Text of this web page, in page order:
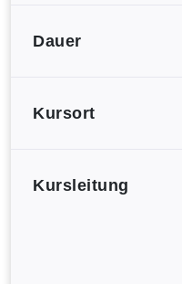
Dauer
Kursort
Kursleitung